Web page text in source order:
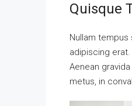
Quisque
Nullam tempus
adipiscing
Aenean
metus, in